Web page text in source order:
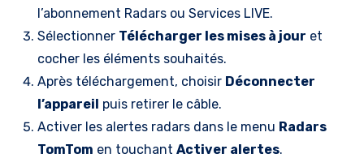
l’abonnement Radars ou Services LIVE.
Sélectionner Télécharger les mises à jour et
cocher les éléments souhaités.
Après téléchargement, choisir Déconnecter
l’appareil puis retirer le câble.
Activer les alertes radars dans le menu Radars
TomTom en touchant Activer alertes.